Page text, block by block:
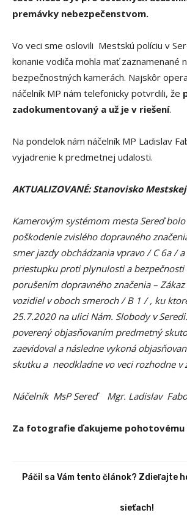
premávky nebezpečenstvom.
Vo veci sme oslovili Mestskú políciu v
konanie vodiča mohla mať zaznamenané
bezpečnostných kamerách. Najskôr
náčelník MP nám telefonicky potvrdili, že
zadokumentovaný a už je v riešení.
Na pondelok nám náčelník MP Ladislav
vyjadrenie k predmetnej udalosti.
AKTUALIZOVANÉ: Stanovisko
Kamerovým systémom mesta Sereď
poškodenie zvislého dopravného
smer jazdy obchádzania vpravo / C 6a /
priestupku proti plynulosti a bezpečnosti
porušením dopravného značenia –
vozidiel v oboch smeroch / B 1 / , ku
25.7.2020 na ulici Nám. Slobody v
poverený objasňovaním predmetný
zaevidoval a následne vykoná
skutku a neodkladne vo veci rozhodne v
Náčelník MsP Sereď Mgr. Ladislav Fabo
Za fotografie ďakujeme pohotovému
Páčil sa Vám tento článok? Zdieľajte
sieťach!